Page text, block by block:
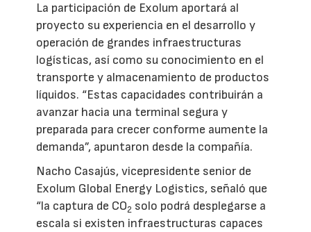
La participación de Exolum aportará al
proyecto su experiencia en el desarrollo y
operación de grandes infraestructuras
logísticas, así como su conocimiento en el
transporte y almacenamiento de productos
líquidos. “Estas capacidades contribuirán a
avanzar hacia una terminal segura y
preparada para crecer conforme aumente la
demanda”, apuntaron desde la compañía.
Nacho Casajús, vicepresidente senior de
Exolum Global Energy Logistics, señaló que
“la captura de CO2 solo podrá desplegarse a
escala si existen infraestructuras capaces